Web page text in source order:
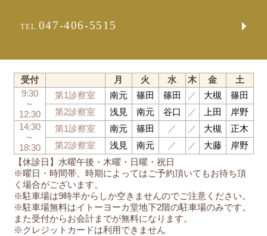
TEL. 047-406-5515
【休診日】水曜午後・木曜・日曜・祝日
※曜日・時間帯、時期によってはご予約頂いてもお待ち頂
く場合がございます。
※駐車場は9時半からしか空きませんのでご注意ください。
※駐車場無料はイトーヨーカ堂地下2階の駐車場のみです。
また受付からお会計までが無料になります。
※クレジットカードは利用できません
受付 月 火 水 木 金
土
9:30
～
12:30
第1診察室 南元 篠田 篠田 ／ 大槻
篠田
第2診察室
浅見 南元 谷口 ／ 上田
岸野
14:30
～
18:30
第1診察室 南元 篠田 ／ ／ 大槻
正木
第2診察室
浅見 南元 ／ ／ 大藤 岸野